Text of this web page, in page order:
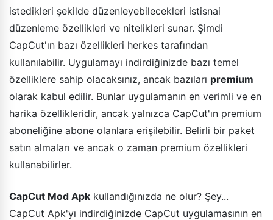
istedikleri şekilde düzenleyebilecekleri istisnai
düzenleme özellikleri ve nitelikleri sunar. Şimdi
CapCut'ın bazı özellikleri herkes tarafından
kullanılabilir. Uygulamayı indirdiğinizde bazı temel
özelliklere sahip olacaksınız, ancak bazıları premium
olarak kabul edilir. Bunlar uygulamanın en verimli ve en
harika özellikleridir, ancak yalnızca CapCut'ın premium
aboneliğine abone olanlara erişilebilir. Belirli bir paket
satın almaları ve ancak o zaman premium özellikleri
kullanabilirler.
CapCut Mod Apk kullandığınızda ne olur? Şey...
CapCut Apk'yı indirdiğinizde CapCut uygulamasının en